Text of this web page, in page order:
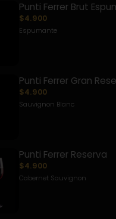
Punti Ferrer Brut
$4.900
Espumante
Punti Ferrer Gran
$4.900
Sauvignon Blanc
Punti Ferrer Reserva
$4.900
Cabernet Sauvignon